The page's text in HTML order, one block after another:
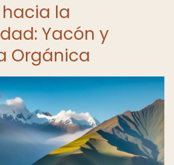
la
Yacón y
Orgánica